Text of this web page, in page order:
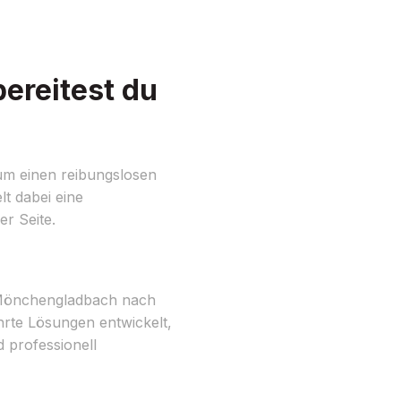
du
einen reibungslosen
dabei eine
Seite.
nach
Lösungen entwickelt,
professionell